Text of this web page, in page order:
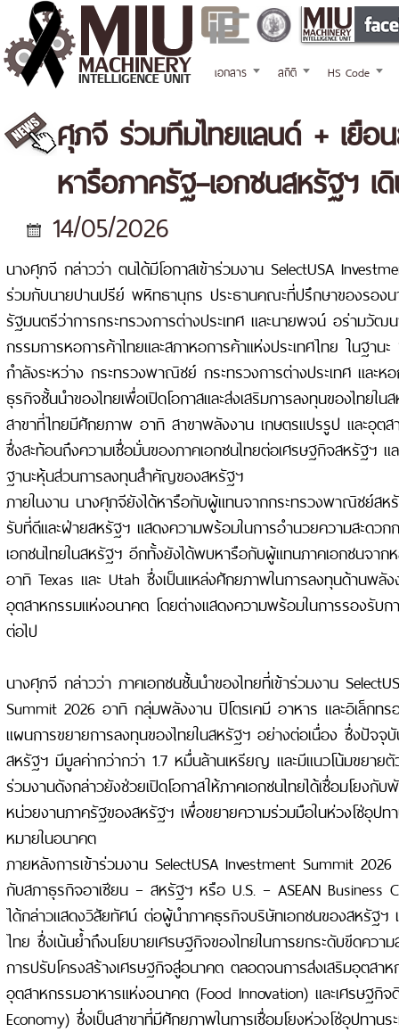
เอกสาร สถิติ HS Code
ศุภจี ร่วมทีมไทยแลนด์ + เยือ
หารือภาครัฐ–เอกชนสหรัฐฯ เ
14/05/2026
นางศุภจี กล่าวว่า ตนได้มีโอกาสเข้าร่วมงาน SelectUSA
ร่วมกับนายปานปรีย์ พหิทธานุกร ประธานคณะที่ปรึกษาของรองน
รัฐมนตรีว่าการกระทรวงการต่างประเทศ และนายพจน์ อร่ามวัฒ
กรรมการหอการค้าไทยและสภาหอการค้าแห่งประเทศไทย ในฐาน
กำลังระหว่าง กระทรวงพาณิชย์ กระทรวงการต่างประเทศ และ
ธุรกิจชั้นนำของไทยเพื่อเปิดโอกาสและส่งเสริมการลงทุนของไทยใน
สาขาที่ไทยมีศักยภาพ อาทิ สาขาพลังงาน เกษตรแปรรูป และอุตส
ซึ่งสะท้อนถึงความเชื่อมั่นของภาคเอกชนไทยต่อเศรษฐกิจสหรัฐฯ แ
ฐานะหุ้นส่วนการลงทุนสำคัญของสหรัฐฯ
ภายในงาน นางศุภจียังได้หารือกับผู้แทนจากกระทรวงพาณิชย์สห
รับที่ดีและฝ่ายสหรัฐฯ แสดงความพร้อมในการอำนวยความสะดวก
เอกชนไทยในสหรัฐฯ อีกทั้งยังได้พบหารือกับผู้แทนภาคเอกชนจาก
อาทิ Texas และ Utah ซึ่งเป็นแหล่งศักยภาพในการลงทุนด้านพลัง
อุตสาหกรรมแห่งอนาคต โดยต่างแสดงความพร้อมในการรองรับก
ต่อไป
นางศุภจี กล่าวว่า ภาคเอกชนชั้นนำของไทยที่เข้าร่วมงาน
Summit 2026 อาทิ กลุ่มพลังงาน ปิโตรเคมี อาหาร และอิเล็กท
แผนการขยายการลงทุนของไทยในสหรัฐฯ อย่างต่อเนื่อง ซึ่งปัจจุ
สหรัฐฯ มีมูลค่ากว่ากว่า 1.7 หมื่นล้านเหรียญ และมีแนวโน้มขยาย
ร่วมงานดังกล่าวยังช่วยเปิดโอกาสให้ภาคเอกชนไทยได้เชื่อมโยงกั
หน่วยงานภาครัฐของสหรัฐฯ เพื่อขยายความร่วมมือในห่วงโซ่อุปท
หมายในอนาคต
ภายหลังการเข้าร่วมงาน SelectUSA Investment Summit
กับสภาธุรกิจอาเซียน – สหรัฐฯ หรือ U.S. – ASEAN Business
ได้กล่าวแสดงวิสัยทัศน์ ต่อผู้นำภาคธุรกิจบริษัทเอกชนของสหรัฐฯ
ไทย ซึ่งเน้นย้ำถึงนโยบายเศรษฐกิจของไทยในการยกระดับขีดควา
การปรับโครงสร้างเศรษฐกิจสู่อนาคต ตลอดจนการส่งเสริมอุตสา
อุตสาหกรรมอาหารแห่งอนาคต (Food Innovation) และเศรษฐกิ
Economy) ซึ่งเป็นสาขาที่มีศักยภาพในการเชื่อมโยงห่วงโซ่อุปทาน